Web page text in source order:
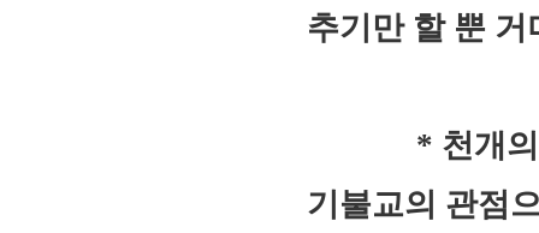
추기만 할 뿐
* 천개의 강
기불교의 관점